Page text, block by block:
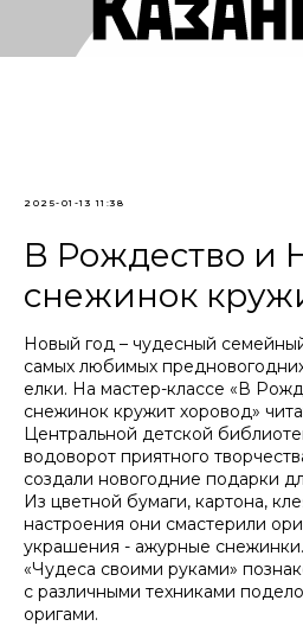
2025-01-13 11:38
В Рождество и
снежинок
Новый год – чудесный
самых любимых
елки. На мастер-классе «В
снежинок кружит хоровод»
Центральной детской
водоворот приятного
создали новогодние подарки
Из цветной бумаги, картона,
настроения они смастерили
украшения - ажурные
«Чудеса своими руками»
с различными техниками
оригами.